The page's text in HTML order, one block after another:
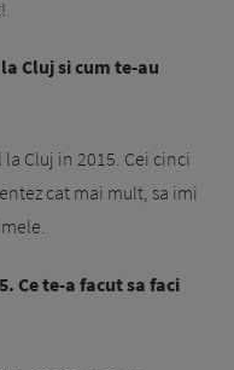
Cluj si cum te-au
Cluj in 2015. Cei cinci
cat mai mult, sa imi
Ce te-a facut sa faci